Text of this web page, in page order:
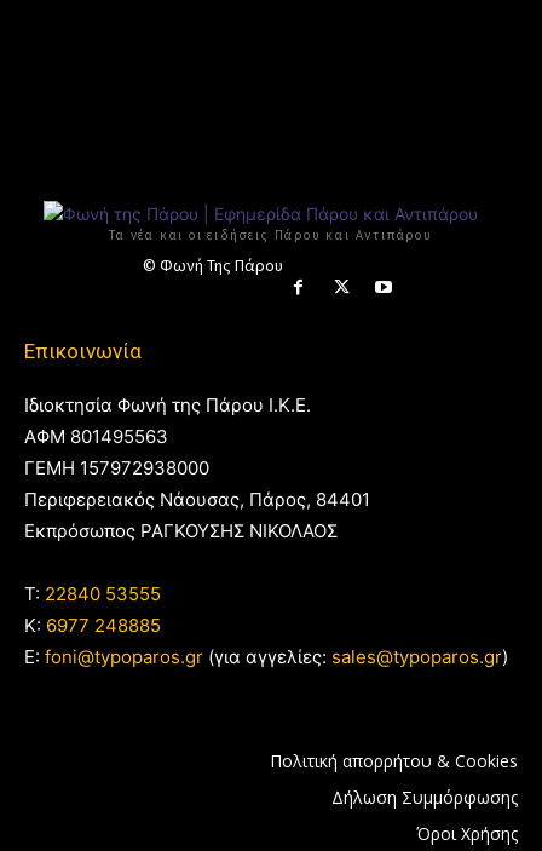
Τα νέα και οι ειδήσεις Πάρου και Αντιπάρου
© Φωνή Της Πάρου
Επικοινωνία
Ιδιοκτησία Φωνή της Πάρου Ι.Κ.Ε.
ΑΦΜ 801495563
ΓΕΜΗ 157972938000
Περιφερειακός Νάουσας, Πάρος, 84401
Εκπρόσωπος ΡΑΓΚΟΥΣΗΣ ΝΙΚΟΛΑΟΣ
T: 22840 53555
Κ: 6977 248885
E: foni@typoparos.gr (για αγγελίες: sales@typoparos.gr)
Πολιτική απορρήτου & Cookies
Δήλωση Συμμόρφωσης
Όροι Χρήσης